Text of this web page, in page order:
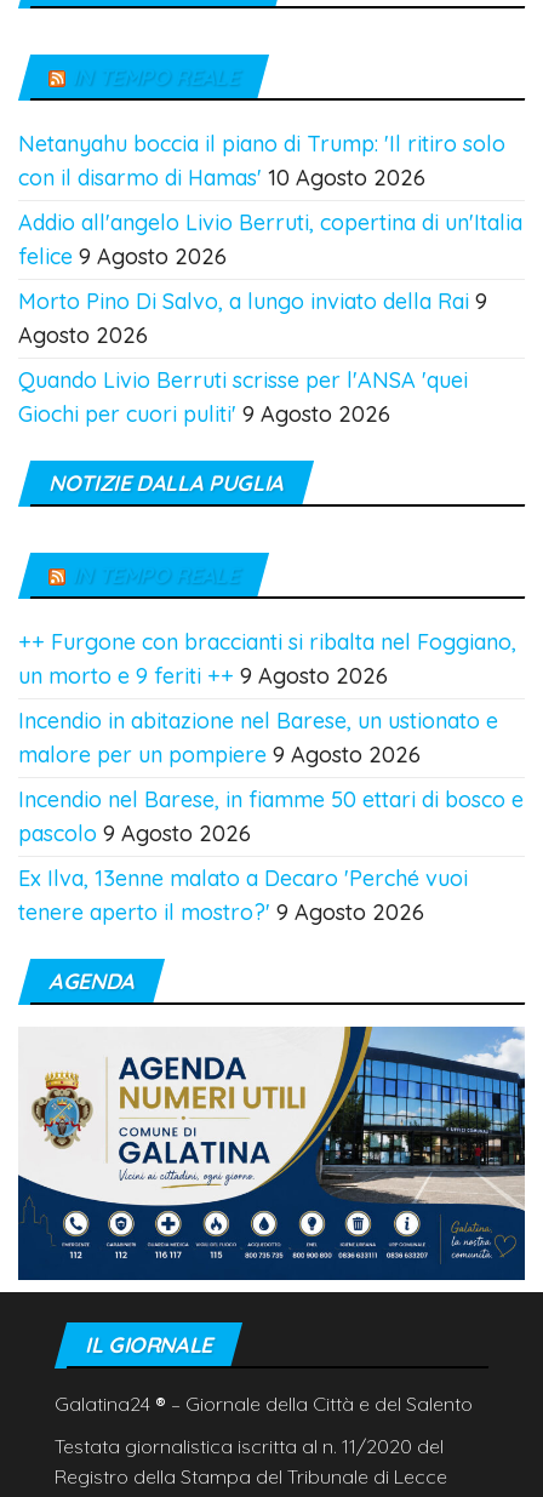
IN TEMPO REALE
Netanyahu boccia il piano di Trump: 'Il ritiro solo
con il disarmo di Hamas' 10 Agosto 2026
Addio all'angelo Livio Berruti, copertina di un'Italia
felice 9 Agosto 2026
Morto Pino Di Salvo, a lungo inviato della Rai 9
Agosto 2026
Quando Livio Berruti scrisse per l'ANSA 'quei
Giochi per cuori puliti' 9 Agosto 2026
NOTIZIE DALLA PUGLIA
IN TEMPO REALE
++ Furgone con braccianti si ribalta nel Foggiano,
un morto e 9 feriti ++ 9 Agosto 2026
Incendio in abitazione nel Barese, un ustionato e
malore per un pompiere 9 Agosto 2026
Incendio nel Barese, in fiamme 50 ettari di bosco e
pascolo 9 Agosto 2026
Ex Ilva, 13enne malato a Decaro 'Perché vuoi
tenere aperto il mostro?' 9 Agosto 2026
AGENDA
IL GIORNALE
Galatina24 ® – Giornale della Città e del Salento
Testata giornalistica iscritta al n. 11/2020 del
Registro della Stampa del Tribunale di Lecce